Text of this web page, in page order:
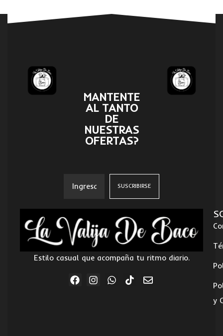
MANTENTE
AL TANTO
DE
NUESTRAS
OFERTAS?
Estilo casual que acompaña tu ritmo diario.
y